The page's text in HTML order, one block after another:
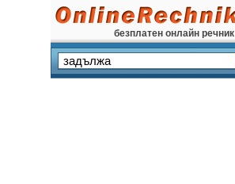
безплатен онлайн речник